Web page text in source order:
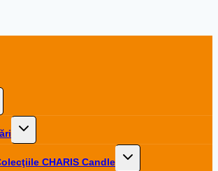
Toggle
child
CHARIS Candle
Toggle
child